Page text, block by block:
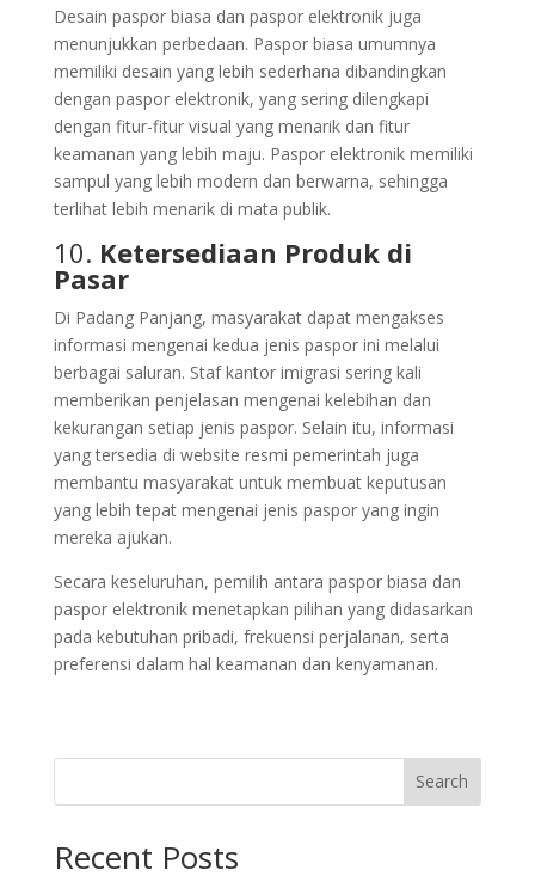
Desain paspor biasa dan paspor elektronik juga
menunjukkan perbedaan. Paspor biasa umumnya
memiliki desain yang lebih sederhana dibandingkan
dengan paspor elektronik, yang sering dilengkapi
dengan fitur-fitur visual yang menarik dan fitur
keamanan yang lebih maju. Paspor elektronik memiliki
sampul yang lebih modern dan berwarna, sehingga
terlihat lebih menarik di mata publik.
10. Ketersediaan Produk di
Pasar
Di Padang Panjang, masyarakat dapat mengakses
informasi mengenai kedua jenis paspor ini melalui
berbagai saluran. Staf kantor imigrasi sering kali
memberikan penjelasan mengenai kelebihan dan
kekurangan setiap jenis paspor. Selain itu, informasi
yang tersedia di website resmi pemerintah juga
membantu masyarakat untuk membuat keputusan
yang lebih tepat mengenai jenis paspor yang ingin
mereka ajukan.
Secara keseluruhan, pemilih antara paspor biasa dan
paspor elektronik menetapkan pilihan yang didasarkan
pada kebutuhan pribadi, frekuensi perjalanan, serta
preferensi dalam hal keamanan dan kenyamanan.
Search
Recent Posts